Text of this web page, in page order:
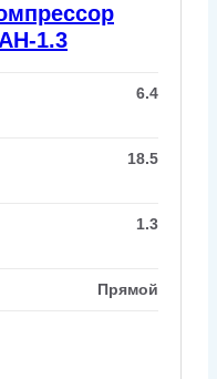
1.3
6.4
18.5
1.3
Прямой